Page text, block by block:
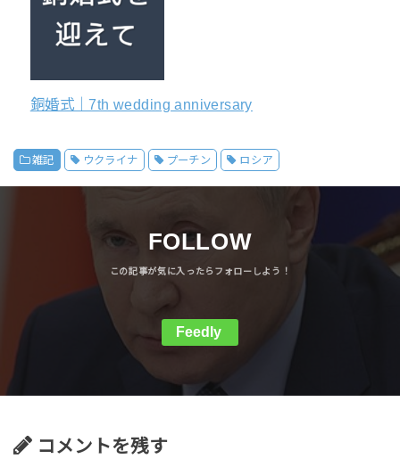
銅婚式｜7th wedding anniversary
雑記 ウクライナ プーチン ロシア
FOLLOW
Feedly
コメントを残す